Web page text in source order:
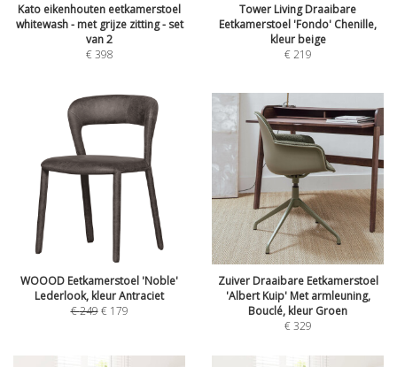
Kato eikenhouten eetkamerstoel
whitewash - met grijze zitting - set
van 2
€398
Tower Living Draaibare
Eetkamerstoel 'Fondo' Chenille,
kleur beige
€219
WOOOD Eetkamerstoel 'Noble'
Lederlook, kleur Antraciet
€249 € 179
Zuiver Draaibare Eetkamerstoel
'Albert Kuip' Met armleuning,
Bouclé, kleur Groen
€329